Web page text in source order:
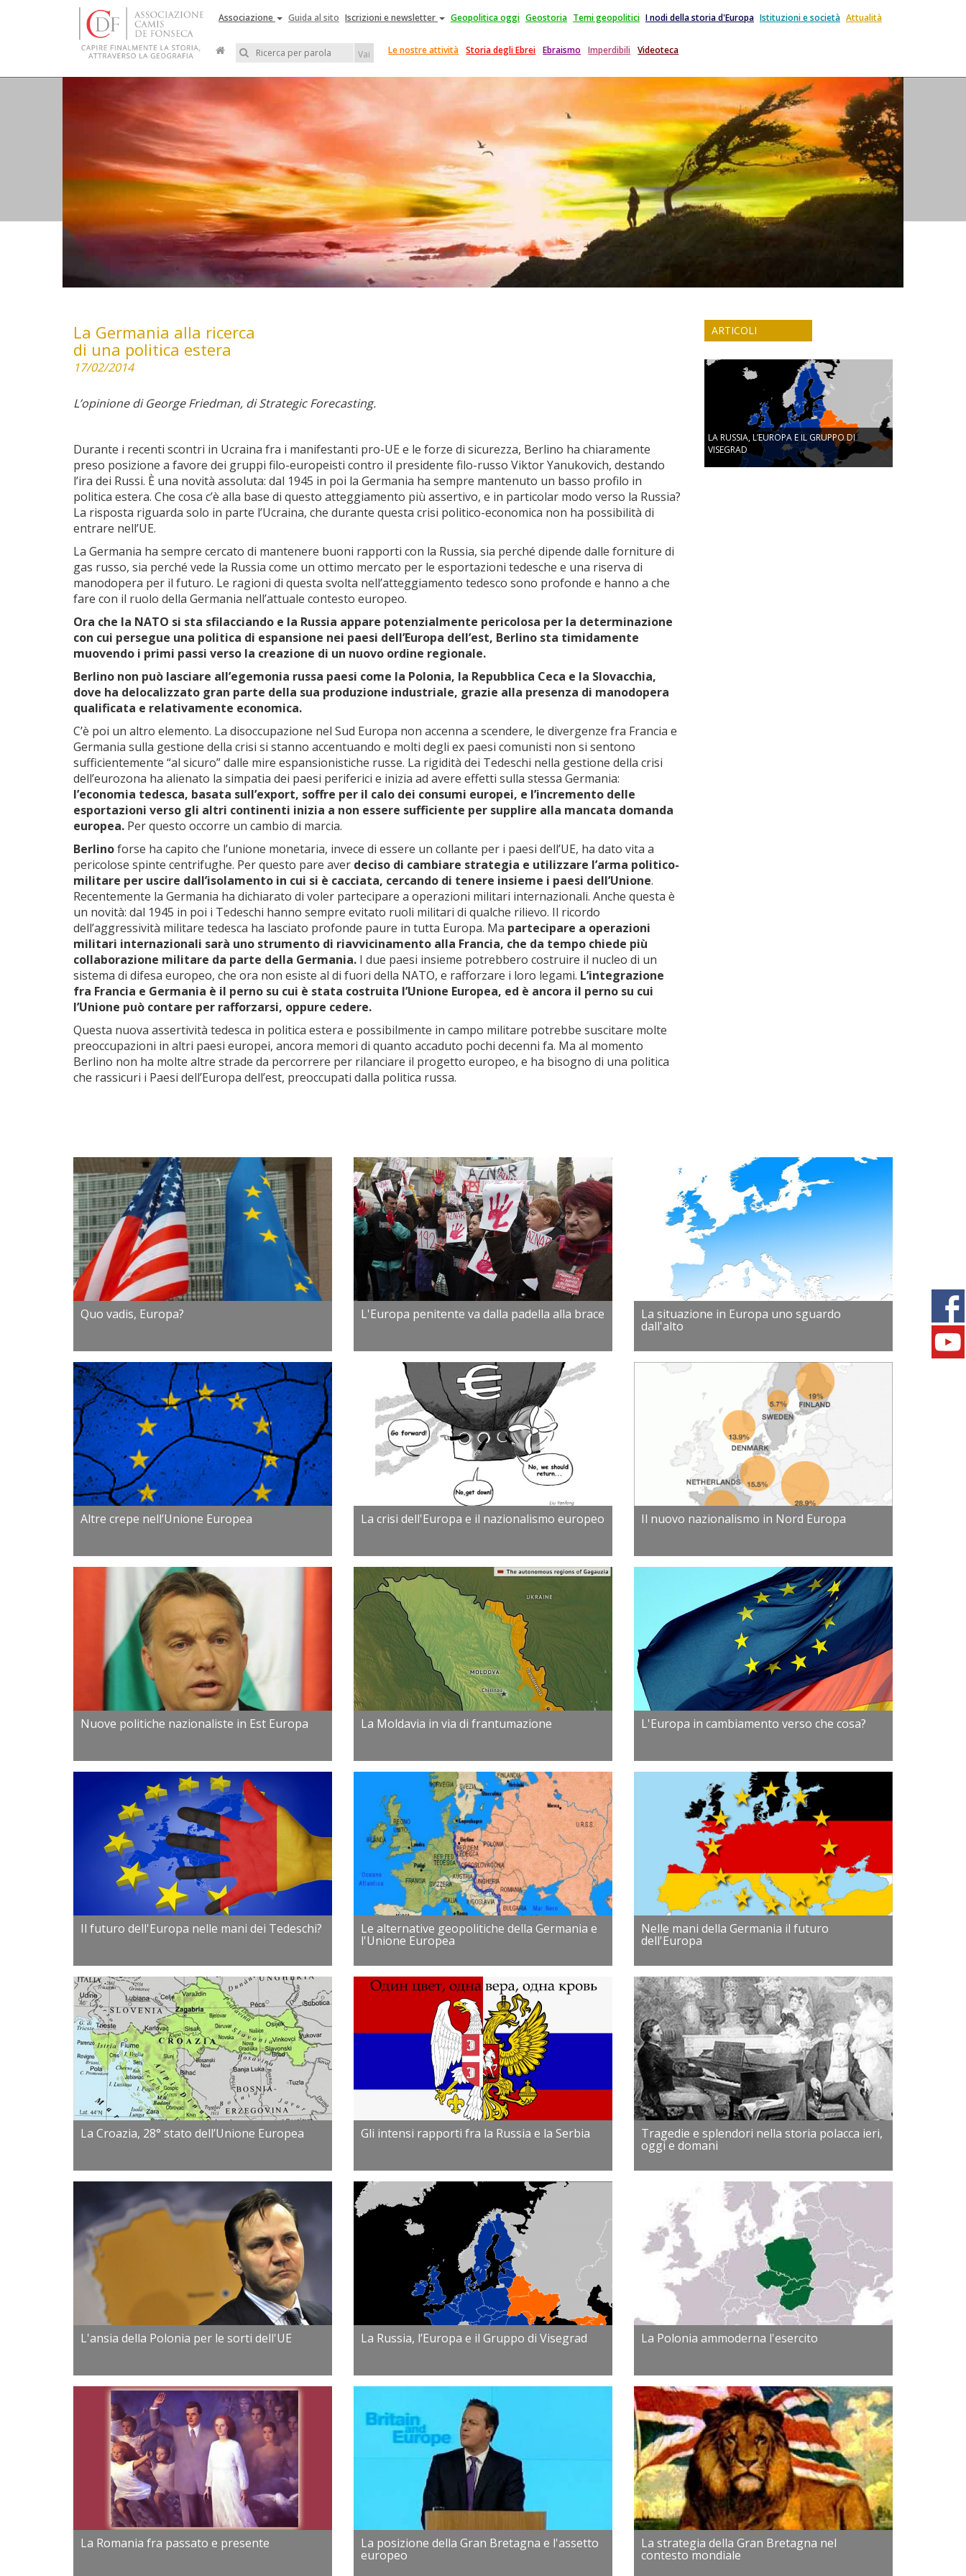
Associazione Guida al sito Iscrizioni e newsletter Geopolitica oggi Geostoria Temi geopolitici I nodi della storia d'Europa Istituzioni e società Attualità
Vai Le nostre attività Storia degli Ebrei Ebraismo Imperdibili Videoteca
La Germania alla ricerca
di una politica estera
17/02/2014
L’opinione di George Friedman, di Strategic Forecasting.
Durante i recenti scontri in Ucraina fra i manifestanti pro-UE e le forze di sicurezza, Berlino ha chiaramente
preso posizione a favore dei gruppi filo-europeisti contro il presidente filo-russo Viktor Yanukovich, destando
l’ira dei Russi. È una novità assoluta: dal 1945 in poi la Germania ha sempre mantenuto un basso profilo in
politica estera. Che cosa c’è alla base di questo atteggiamento più assertivo, e in particolar modo verso la Russia?
La risposta riguarda solo in parte l’Ucraina, che durante questa crisi politico-economica non ha possibilità di
entrare nell’UE.
La Germania ha sempre cercato di mantenere buoni rapporti con la Russia, sia perché dipende dalle forniture di
gas russo, sia perché vede la Russia come un ottimo mercato per le esportazioni tedesche e una riserva di
manodopera per il futuro. Le ragioni di questa svolta nell’atteggiamento tedesco sono profonde e hanno a che
fare con il ruolo della Germania nell’attuale contesto europeo.
Ora che la NATO si sta sfilacciando e la Russia appare potenzialmente pericolosa per la determinazione
con cui persegue una politica di espansione nei paesi dell’Europa dell’est, Berlino sta timidamente
muovendo i primi passi verso la creazione di un nuovo ordine regionale.
Berlino non può lasciare all’egemonia russa paesi come la Polonia, la Repubblica Ceca e la Slovacchia,
dove ha delocalizzato gran parte della sua produzione industriale, grazie alla presenza di manodopera
qualificata e relativamente economica.
C’è poi un altro elemento. La disoccupazione nel Sud Europa non accenna a scendere, le divergenze fra Francia e
Germania sulla gestione della crisi si stanno accentuando e molti degli ex paesi comunisti non si sentono
sufficientemente “al sicuro” dalle mire espansionistiche russe. La rigidità dei Tedeschi nella gestione della crisi
dell’eurozona ha alienato la simpatia dei paesi periferici e inizia ad avere effetti sulla stessa Germania:
l’economia tedesca, basata sull’export, soffre per il calo dei consumi europei, e l’incremento delle
esportazioni verso gli altri continenti inizia a non essere sufficiente per supplire alla mancata domanda
europea. Per questo occorre un cambio di marcia.
Berlinoforse ha capito che l’unione monetaria, invece di essere un collante per i paesi dell’UE, ha dato vita a
pericolose spinte centrifughe. Per questo pare aver deciso di cambiare strategia e utilizzare l’arma politico-
militare per uscire dall’isolamento in cui si è cacciata, cercando di tenere insieme i paesi dell’Unione.
Recentemente la Germania ha dichiarato di voler partecipare a operazioni militari internazionali. Anche questa è
un novità: dal 1945 in poi i Tedeschi hanno sempre evitato ruoli militari di qualche rilievo. Il ricordo
dell’aggressività militare tedesca ha lasciato profonde paure in tutta Europa. Ma partecipare a operazioni
militari internazionali sarà uno strumento di riavvicinamento alla Francia, che da tempo chiede più
collaborazione militare da parte della Germania. I due paesi insieme potrebbero costruire il nucleo di un
sistema di difesa europeo, che ora non esiste al di fuori della NATO, e rafforzare i loro legami. L’integrazione
fra Francia e Germania è il perno su cui è stata costruita l’Unione Europea, ed è ancora il perno su cui
l’Unione può contare per rafforzarsi, oppure cedere.
Questa nuova assertività tedesca in politica estera e possibilmente in campo militare potrebbe suscitare molte
preoccupazioni in altri paesi europei, ancora memori di quanto accaduto pochi decenni fa. Ma al momento
Berlino non ha molte altre strade da percorrere per rilanciare il progetto europeo, e ha bisogno di una politica
che rassicuri i Paesi dell’Europa dell’est, preoccupati dalla politica russa.
ARTICOLI
LA RUSSIA, L’EUROPA E IL GRUPPO DI
VISEGRAD
Quo vadis, Europa? L'Europa penitente va dalla padella alla brace La situazione in Europa uno sguardo
dall'alto
Altre crepe nell’Unione Europea La crisi dell'Europa e il nazionalismo europeo Il nuovo nazionalismo in Nord Europa
Nuove politiche nazionaliste in Est Europa La Moldavia in via di frantumazione L'Europa in cambiamento verso che cosa?
Il futuro dell'Europa nelle mani dei Tedeschi? Le alternative geopolitiche della Germania e
l'Unione Europea
Nelle mani della Germania il futuro
dell'Europa
La Croazia, 28° stato dell’Unione Europea Gli intensi rapporti fra la Russia e la Serbia Tragedie e splendori nella storia polacca ieri,
oggi e domani
L'ansia della Polonia per le sorti dell'UE La Russia, l’Europa e il Gruppo di Visegrad La Polonia ammoderna l'esercito
La Romania fra passato e presente La posizione della Gran Bretagna e l'assetto
europeo
La strategia della Gran Bretagna nel
contesto mondiale